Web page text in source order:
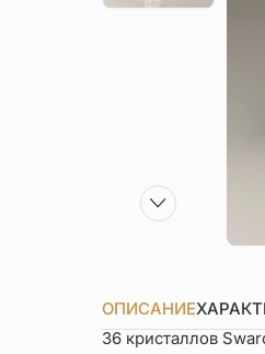
ОПИСАНИЕ
36 кристаллов